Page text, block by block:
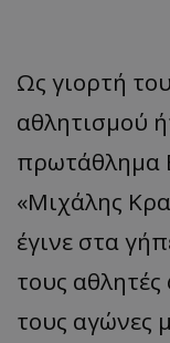
Ως γιορτή
αθλητισμού
πρωτάθλημα
«Μιχάλης
έγινε στα
τους
τους αγώνες